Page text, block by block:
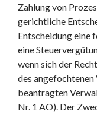
Zahlung von
gerichtliche
Entscheidung eine
eine
wenn sich der
des
beantragten
Nr. 1 AO). Der